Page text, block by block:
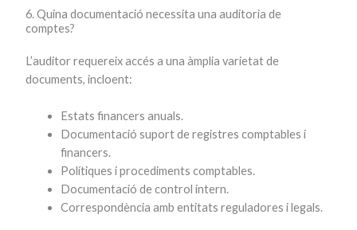
6. Quina documentació necessita una auditoria de
comptes?
L’auditor requereix accés a una àmplia varietat de
documents, incloent:
Estats financers anuals.
Documentació suport de registres comptables i
financers.
Polítiques i procediments comptables.
Documentació de control intern.
Correspondència amb entitats reguladores i legals.